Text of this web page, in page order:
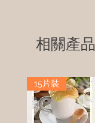
相關產品
15片裝